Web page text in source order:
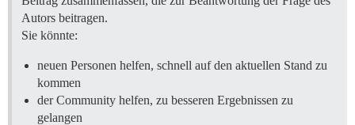
Autors beitragen.
Sie könnte:
neuen Personen helfen, schnell auf den aktuellen Stand zu
kommen
der Community helfen, zu besseren Ergebnissen zu
gelangen